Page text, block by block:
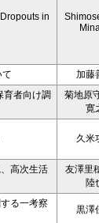
in
加藤
育者向け調
菊地原
寛
久米
高次生活
友澤里
陸
る一考察
黒澤